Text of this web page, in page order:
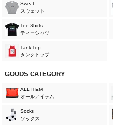
Sweat
スウェット
Tee Shirts
ティーシャツ
Tank Top
タンクトップ
GOODS CATEGORY
ALL ITEM
オールアイテム
Socks
ソックス